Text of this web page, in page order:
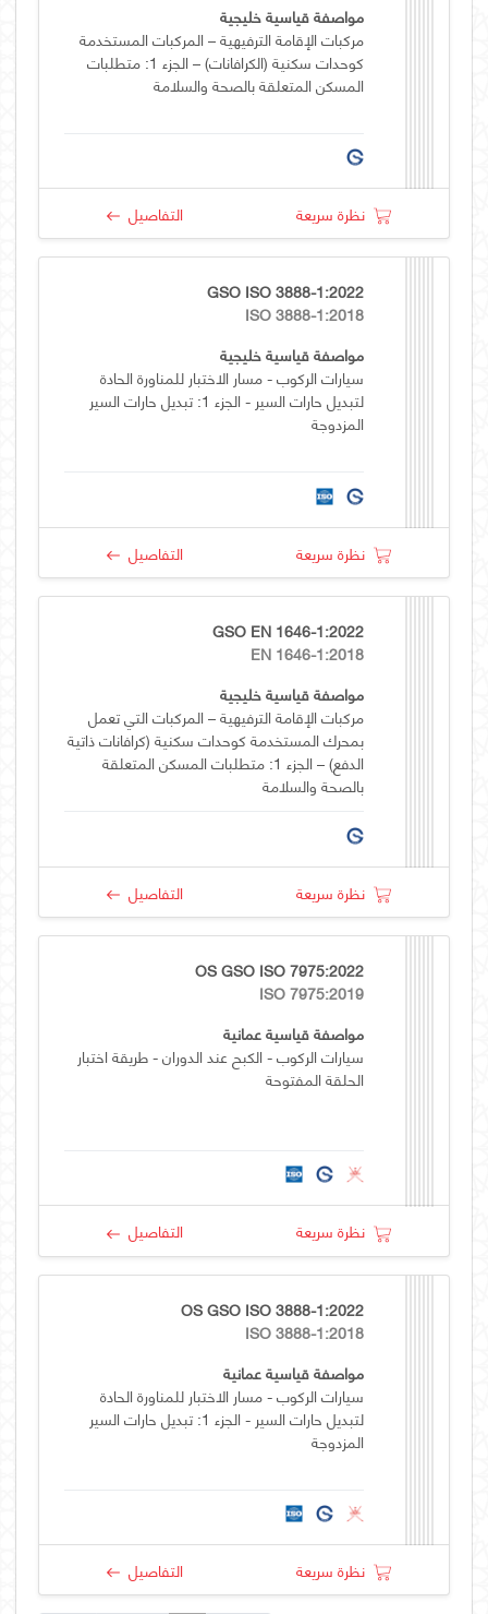
مواصفة قياسية خليجية
مركبات الإقامة الترفيهية – المركبات المستخدمة
كوحدات سكنية (الكرافانات) – الجزء 1: متطلبات
المسكن المتعلقة بالصحة والسلامة
نظرة سريعة التفاصيل
GSO ISO 3888-1:2022
ISO 3888-1:2018
مواصفة قياسية خليجية
سيارات الركوب - مسار الاختبار للمناورة الحادة
لتبديل حارات السير - الجزء 1: تبديل حارات السير
المزدوجة
نظرة سريعة التفاصيل
GSO EN 1646-1:2022
EN 1646-1:2018
مواصفة قياسية خليجية
مركبات الإقامة الترفيهية – المركبات التي تعمل
بمحرك المستخدمة كوحدات سكنية (كرافانات ذاتية
الدفع) – الجزء 1: متطلبات المسكن المتعلقة
بالصحة والسلامة
نظرة سريعة التفاصيل
OS GSO ISO 7975:2022
ISO 7975:2019
مواصفة قياسية عمانية
سيارات الركوب - الكبح عند الدوران - طريقة اختبار
الحلقة المفتوحة
نظرة سريعة التفاصيل
OS GSO ISO 3888-1:2022
ISO 3888-1:2018
مواصفة قياسية عمانية
سيارات الركوب - مسار الاختبار للمناورة الحادة
لتبديل حارات السير - الجزء 1: تبديل حارات السير
المزدوجة
نظرة سريعة التفاصيل